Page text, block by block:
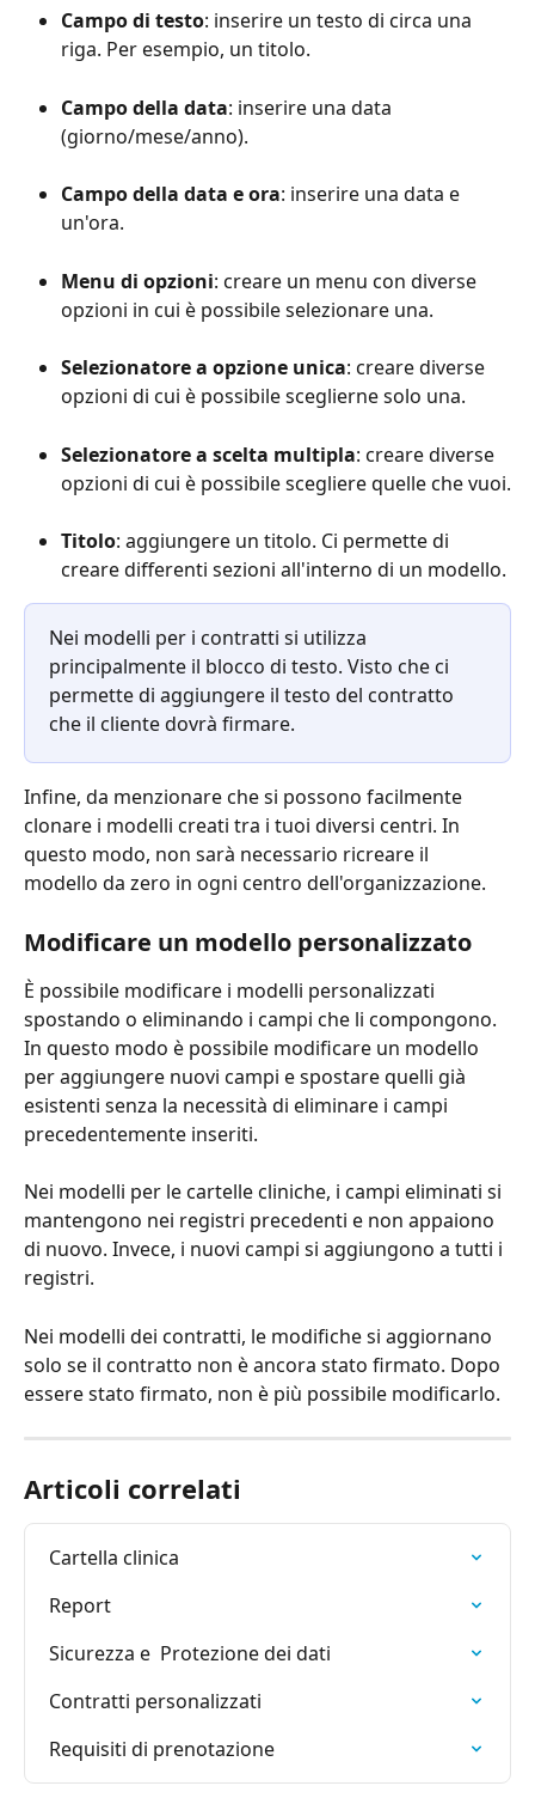
Campo di testo: inserire un testo di circa una
riga. Per esempio, un titolo.
Campo della data: inserire una data
(giorno/mese/anno).
Campo della data e ora: inserire una data e
un'ora.
Menu di opzioni: creare un menu con diverse
opzioni in cui è possibile selezionare una.
Selezionatore a opzione unica: creare diverse
opzioni di cui è possibile sceglierne solo una.
Selezionatore a scelta multipla: creare diverse
opzioni di cui è possibile scegliere quelle che vuoi.
Titolo: aggiungere un titolo. Ci permette di
creare differenti sezioni all'interno di un modello.
Nei modelli per i contratti si utilizza
principalmente il blocco di testo. Visto che ci
permette di aggiungere il testo del contratto
che il cliente dovrà firmare.
Infine, da menzionare che si possono facilmente
clonare i modelli creati tra i tuoi diversi centri. In
questo modo, non sarà necessario ricreare il
modello da zero in ogni centro dell'organizzazione.
Modificare un modello personalizzato
È possibile modificare i modelli personalizzati
spostando o eliminando i campi che li compongono.
In questo modo è possibile modificare un modello
per aggiungere nuovi campi e spostare quelli già
esistenti senza la necessità di eliminare i campi
precedentemente inseriti.
Nei modelli per le cartelle cliniche, i campi eliminati si
mantengono nei registri precedenti e non appaiono
di nuovo. Invece, i nuovi campi si aggiungono a tutti i
registri.
Nei modelli dei contratti, le modifiche si aggiornano
solo se il contratto non è ancora stato firmato. Dopo
essere stato firmato, non è più possibile modificarlo.
Articoli correlati
Cartella clinica
Report
Sicurezza e  Protezione dei dati
Contratti personalizzati
Requisiti di prenotazione